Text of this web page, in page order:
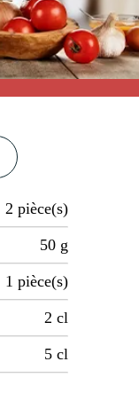
2 pièce(s)
50 g
1 pièce(s)
2 cl
5 cl